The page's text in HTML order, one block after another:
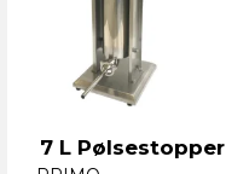
7 L Pølsestopper